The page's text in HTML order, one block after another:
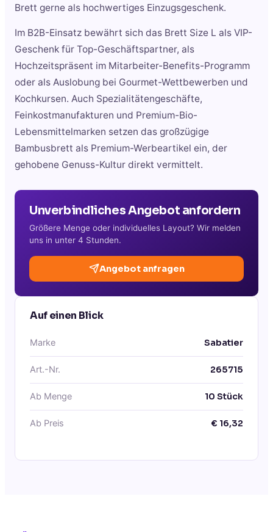
Brett gerne als hochwertiges Einzugsgeschenk.
Im B2B-Einsatz bewährt sich das Brett Size L als VIP-
Geschenk für Top-Geschäftspartner, als
Hochzeitspräsent im Mitarbeiter-Benefits-Programm
oder als Auslobung bei Gourmet-Wettbewerben und
Kochkursen. Auch Spezialitätengeschäfte,
Feinkostmanufakturen und Premium-Bio-
Lebensmittelmarken setzen das großzügige
Bambusbrett als Premium-Werbeartikel ein, der
gehobene Genuss-Kultur direkt vermittelt.
Unverbindliches Angebot anfordern
Größere Menge oder individuelles Layout? Wir melden
uns in unter 4 Stunden.
Angebot anfragen
Auf einen Blick
Marke Sabatier
Art.-Nr. 265715
Ab Menge 10 Stück
Ab Preis € 16,32